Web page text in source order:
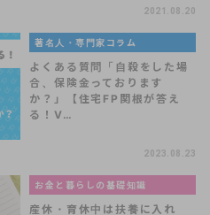
2021.08.20
著名人・専門家コラム
よくある質問「自殺をした場
合、保険金っております
か？」【住宅FP関根が答え
る！V…
2023.08.23
お金と暮らしの基礎知識
産休・育休中は扶養に入れ